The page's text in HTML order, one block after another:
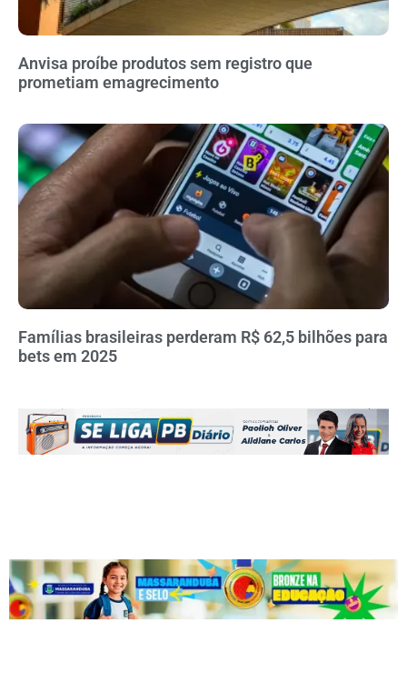
Anvisa proíbe produtos sem registro que
prometiam emagrecimento
Famílias brasileiras perderam R$ 62,5 bilhões para
bets em 2025